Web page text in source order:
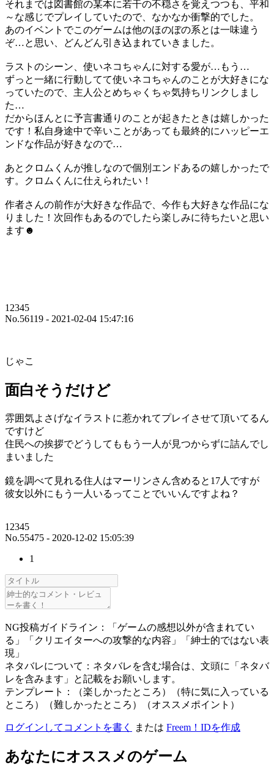
それまでは図書館の某本に若干の不穏さを覚えつつも、平和
～な感じでプレイしていたので、なかなか衝撃的でした。
あのイベントでこのゲームは他のほのぼの系とは一味違う
ぞ…と思い、どんどん引き込まれていきました。
ラストのシーン、使いネコちゃんに対する愛が…もう…
ずっと一緒に行動してて使いネコちゃんのことが大好きにな
っていたので、主人公とめちゃくちゃ気持ちリンクしまし
た…
だからほんとに予言書通りのことが起きたときは嬉しかった
です！私自身途中で辛いことがあっても最終的にハッピーエ
ンドな作品が好きなので…
あとクロムくんが推しなので個別エンドあるの嬉しかったで
す。クロムくんに仕えられたい！
作者さんの前作が大好きな作品で、今作も大好きな作品にな
りました！次回作もあるのでしたら楽しみに待ちたいと思い
ます☻
12345
No.56119 - 2021-02-04 15:47:16
じゃこ
面白そうだけど
雰囲気よさげなイラストに惹かれてプレイさせて頂いてるん
ですけど
住民への挨拶でどうしてももう一人が見つからずに詰んでし
まいました
鏡を調べて見れる住人はマーリンさん含めると17人ですが
彼女以外にもう一人いるってことでいいんですよね？
12345
No.55475 - 2020-12-02 15:05:39
1
NG投稿ガイドライン：「ゲームの感想以外が含まれてい
る」「クリエイターへの攻撃的な内容」「紳士的ではない表
現」
ネタバレについて：ネタバレを含む場合は、文頭に「ネタバ
レを含みます」と記載をお願いします。
テンプレート：（楽しかったところ）（特に気に入っている
ところ）（難しかったところ）（オススメポイント）
ログインしてコメントを書く または Freem！IDを作成
あなたにオススメのゲーム